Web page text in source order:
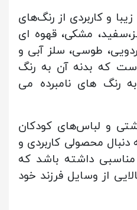
و کاربردی از رنگ‌های
مشکی، قهوه ای
طوسی، سلز آبی و
که بدنه آن به رنگ
رنگ های نامبرده می
و لباس‌های کودکان
دنبال محصولی کاربردی و
مناسبی داشته باشد که
از وسایل فرزند خود